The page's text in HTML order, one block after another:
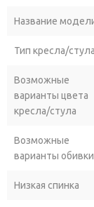
Название
Тип кресла/стула
Возможные
варианты цвета
кресла/стула
Возможные
варианты обивки
Низкая спинка